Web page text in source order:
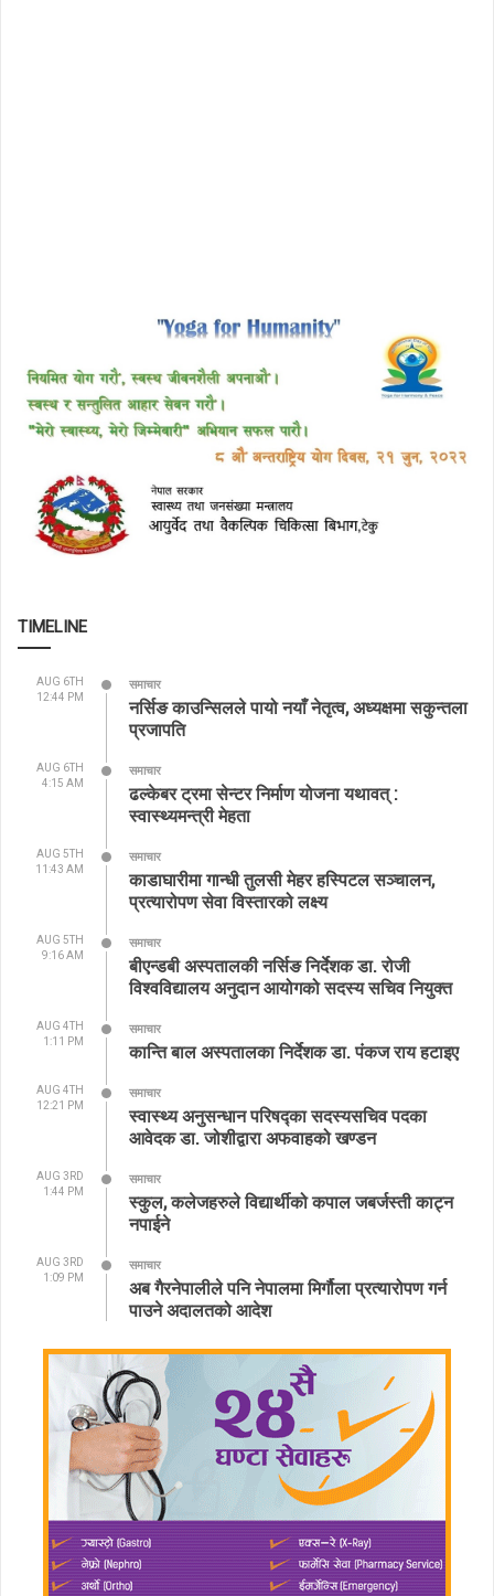
TIMELINE
AUG 6TH
12:44 PM
समाचार
नर्सिङ काउन्सिलले पायो नयाँ नेतृत्व, अध्यक्षमा सकुन्तला
प्रजापति
AUG 6TH
4:15 AM
समाचार
ढल्केबर ट्रमा सेन्टर निर्माण योजना यथावत् :
स्वास्थ्यमन्त्री मेहता
AUG 5TH
11:43 AM
समाचार
काडाघारीमा गान्धी तुलसी मेहर हस्पिटल सञ्चालन,
प्रत्यारोपण सेवा विस्तारको लक्ष्य
AUG 5TH
9:16 AM
समाचार
बीएन्डबी अस्पतालकी नर्सिङ निर्देशक डा. रोजी
विश्वविद्यालय अनुदान आयोगको सदस्य सचिव नियुक्त
AUG 4TH
1:11 PM
समाचार
कान्ति बाल अस्पतालका निर्देशक डा. पंकज राय हटाइए
AUG 4TH
12:21 PM
समाचार
स्वास्थ्य अनुसन्धान परिषद्का सदस्यसचिव पदका
आवेदक डा. जोशीद्वारा अफवाहको खण्डन
AUG 3RD
1:44 PM
समाचार
स्कुल, कलेजहरुले विद्यार्थीको कपाल जबर्जस्ती काट्न
नपाईने
AUG 3RD
1:09 PM
समाचार
अब गैरनेपालीले पनि नेपालमा मिर्गौला प्रत्यारोपण गर्न
पाउने अदालतको आदेश